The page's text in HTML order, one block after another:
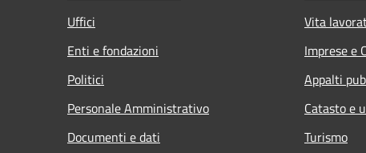
Uffici
Enti e fondazioni
Politici
Personale Amministrativo
Documenti e dati
Vita
Imprese e
Appalti
Catasto e
Turismo